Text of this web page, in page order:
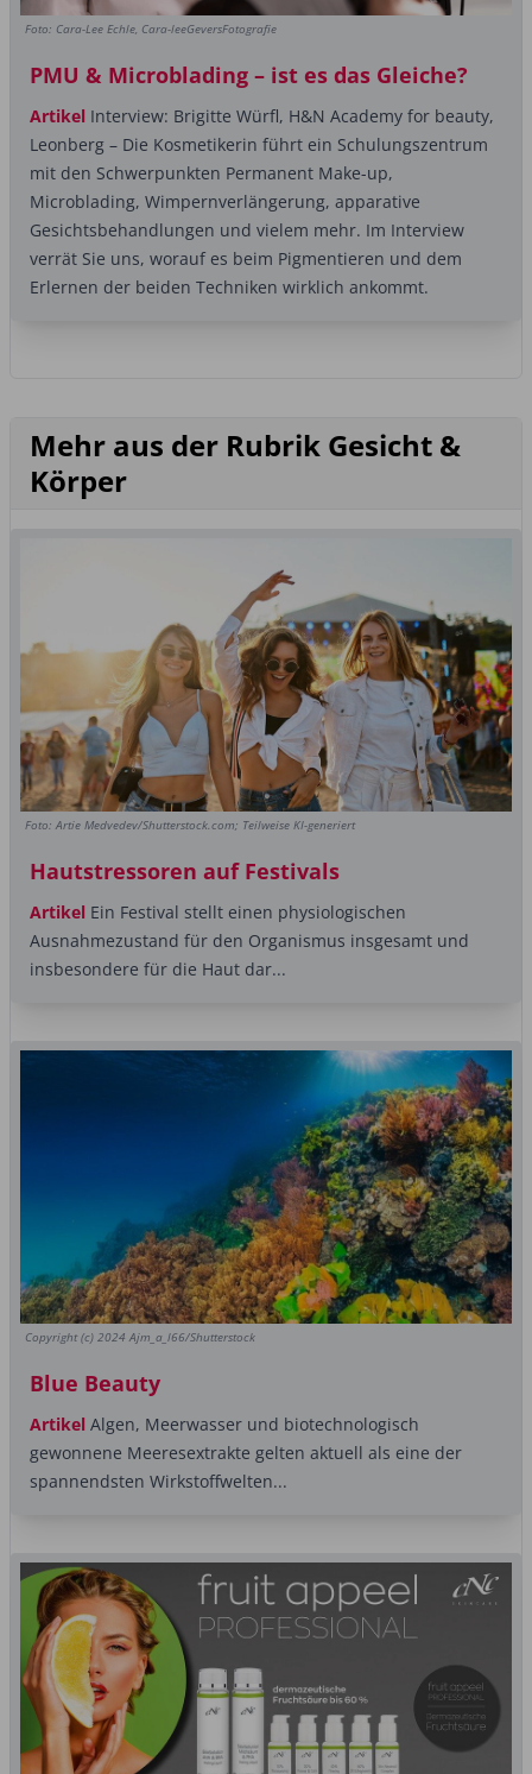
Foto: Cara-Lee Echle, Cara-leeGeversFotografie
PMU & Microblading – ist es das Gleiche?
Artikel Interview: Brigitte Würfl, H&N Academy for beauty,
Leonberg – Die Kosmetikerin führt ein ­Schulungszentrum
mit den Schwerpunkten Permanent Make-up,
Microblading, Wimpernverlängerung, apparative
Gesichtsbehandlungen und vielem mehr. Im Interview
verrät Sie uns, worauf es beim Pigmentieren und dem
Erlernen der beiden Techniken wirklich ankommt.
Mehr aus der Rubrik Gesicht &
Körper
Foto: Artie Medvedev/Shutterstock.com; Teilweise KI-generiert
Hautstressoren auf Festivals
Artikel Ein Festival stellt einen physiologischen
Ausnahmezustand für den Organismus insgesamt und
insbesondere für die Haut dar...
Copyright (c) 2024 Ajm_a_l66/Shutterstock
Blue Beauty
Artikel Algen, Meerwasser und biotechnologisch
gewonnene Meeresextrakte gelten aktuell als eine der
spannendsten Wirkstoffwelten...